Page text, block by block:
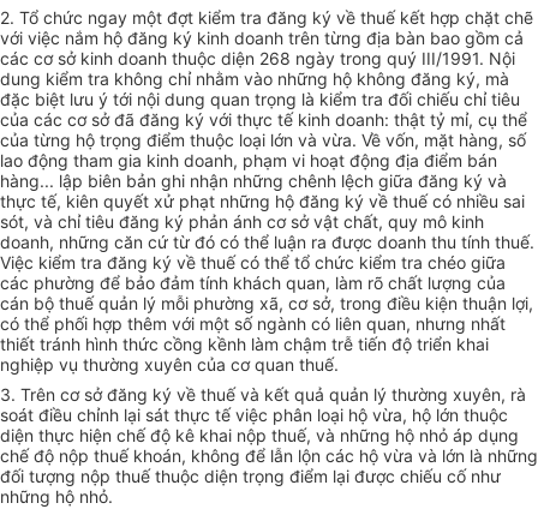
2. Tổ chức ngay một đợt kiểm tra đăng ký về thuế kết hợp chặt chẽ
với việc nắm hộ đăng ký kinh doanh trên từng địa bàn bao gồm cả
các cơ sở kinh doanh thuộc diện 268 ngày trong quý III/1991. Nội
dung kiểm tra không chỉ nhằm vào những hộ không đăng ký, mà
đặc biệt lưu ý tới nội dung quan trọng là kiểm tra đối chiếu chỉ tiêu
của các cơ sở đã đăng ký với thực tế kinh doanh: thật tỷ mỉ, cụ thể
của từng hộ trọng điểm thuộc loại lớn và vừa. Về vốn, mặt hàng, số
lao động tham gia kinh doanh, phạm vi hoạt động địa điểm bán
hàng... lập biên bản ghi nhận những chênh lệch giữa đăng ký và
thực tế, kiên quyết xử phạt những hộ đăng ký về thuế có nhiều sai
sót, và chỉ tiêu đăng ký phản ánh cơ sở vật chất, quy mô kinh
doanh, những căn cứ từ đó có thể luận ra được doanh thu tính thuế.
Việc kiểm tra đăng ký về thuế có thể tổ chức kiểm tra chéo giữa
các phường để bảo đảm tính khách quan, làm rõ chất lượng của
cán bộ thuế quản lý mỗi phường xã, cơ sở, trong điều kiện thuận lợi,
có thể phối hợp thêm với một số ngành có liên quan, nhưng nhất
thiết tránh hình thức cồng kềnh làm chậm trễ tiến độ triển khai
nghiệp vụ thường xuyên của cơ quan thuế.
3. Trên cơ sở đăng ký về thuế và kết quả quản lý thường xuyên, rà
soát điều chỉnh lại sát thực tế việc phân loại hộ vừa, hộ lớn thuộc
diện thực hiện chế độ kê khai nộp thuế, và những hộ nhỏ áp dụng
chế độ nộp thuế khoán, không để lẫn lộn các hộ vừa và lớn là những
đối tượng nộp thuế thuộc diện trọng điểm lại được chiếu cố như
những hộ nhỏ.